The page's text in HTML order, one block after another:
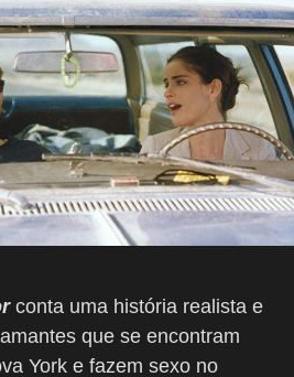
conta uma história realista e
que se encontram
York e fazem sexo no